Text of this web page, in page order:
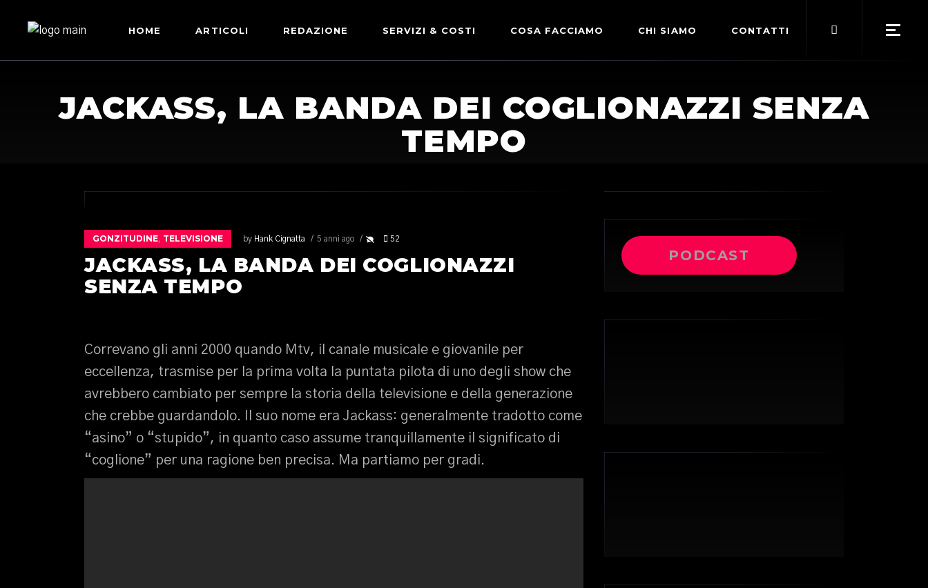
HOME ARTICOLI REDAZIONE SERVIZI & COSTI
LE NOSTRE PARTNERSHIP
COMUNICAZIONE EXPRESS
COSA FACCIAMO CHI SIAMO
TERMINI DI SERVIZIO
CONTATTI
JACKASS, LA BANDA DEI COGLIONAZZI SENZA
TEMPO
GONZITUDINE, TELEVISIONE by Hank Cignatta 5 anni ago 52
JACKASS, LA BANDA DEI COGLIONAZZI
SENZA TEMPO
Correvano gli anni 2000 quando Mtv, il canale musicale e giovanile per
eccellenza, trasmise per la prima volta la puntata pilota di uno degli show che
avrebbero cambiato per sempre la storia della televisione e della generazione
che crebbe guardandolo. Il suo nome era Jackass: generalmente tradotto come
“asino” o “stupido”, in quanto caso assume tranquillamente il significato di
“coglione” per una ragione ben precisa. Ma partiamo per gradi.
PODCAST